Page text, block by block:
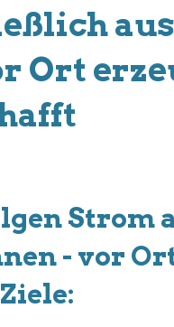
aus
Ort
Strom
- vor